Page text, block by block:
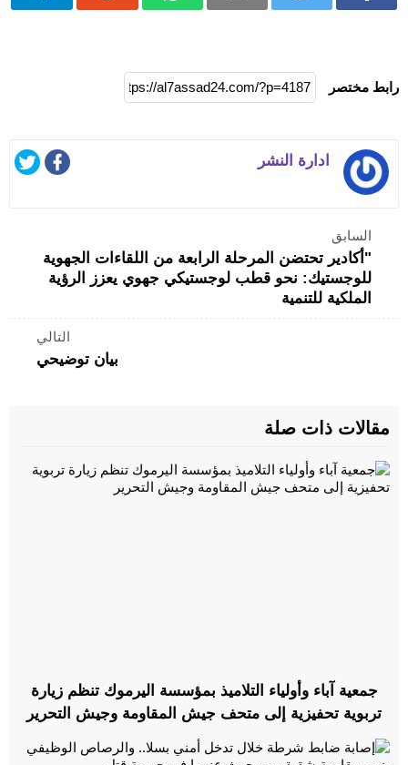
رابط مختصر
ادارة النشر
السابق
"أكادير تحتضن المرحلة الرابعة من اللقاءات الجهوية
للوجستيك: نحو قطب لوجستيكي جهوي يعزز الرؤية
الملكية للتنمية
التالي
بيان توضيحي
مقالات ذات صلة
جمعية آباء وأولياء التلاميذ بمؤسسة اليرموك تنظم زيارة
تربوية تحفيزية إلى متحف جيش المقاومة وجيش التحرير